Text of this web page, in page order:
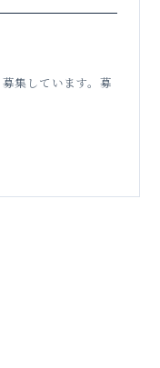
集しています。募